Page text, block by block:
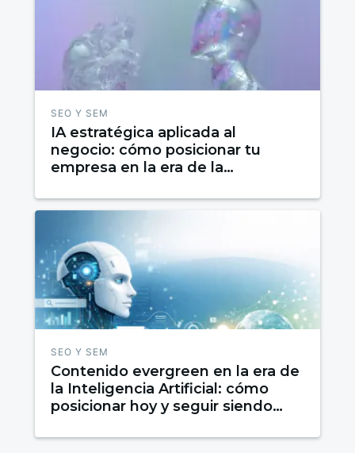
SEO Y SEM
IA estratégica aplicada al
negocio: cómo posicionar tu
empresa en la era de la
SEO Y SEM
Contenido evergreen en la era de
la Inteligencia Artificial: cómo
posicionar hoy y seguir siendo